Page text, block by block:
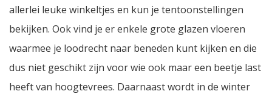
allerlei leuke winkeltjes en kun je tentoonstellingen
bekijken. Ook vind je er enkele grote glazen vloeren
waarmee je loodrecht naar beneden kunt kijken en die
dus niet geschikt zijn voor wie ook maar een beetje last
heeft van hoogtevrees. Daarnaast wordt in de winter